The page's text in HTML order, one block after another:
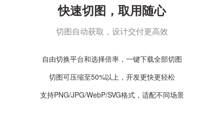
快速切图，取用随心
切图自动获取，设计交付更高效
自由切换平台和选择倍率，一键下载全部切图
切图可压缩至50%以上，开发更快更轻松
支持PNG/JPG/WebP/SVG格式，适配不同场景